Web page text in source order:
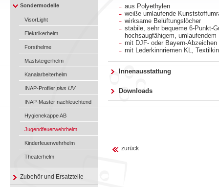
Sondermodelle
VisorLight
Elektrikerhelm
Forsthelme
Maststeigerhelm
Kanalarbeiterhelm
INAP-Profiler plus UV
INAP-Master nachleuchtend
Hygienekappe AB
Jugendfeuerwehrhelm
Kinderfeuerwehrhelm
Theaterhelm
Zubehör und Ersatzteile
aus Polyethylen
weiße umlaufende
wirksame Belüftungslöcher
stabile, sehr bequeme 6-Punkt-
hochsaugfähigem,
mit DJF- oder Bayern-Abzeichen
mit Lederkinnriemen KL,
Innenausstattung
Downloads
zurück